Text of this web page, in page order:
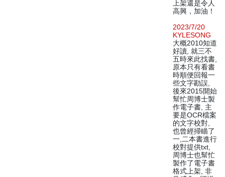
上架還是令人
高興，加油！
2023/7/20
KYLESONG
大概2010知道
好讀, 就三不
五時來此找書,
原本只有看書
時順便回報一
些文字勘誤,
後來2015開始
幫忙周博士製
作電子書, 主
要是OCR檔案
的文字校對,
也曾經掃瞄了
一,二本書進行
校對提供txt,
周博士也幫忙
製作了電子書
格式上架, 非